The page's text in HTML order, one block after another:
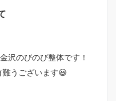
沢のびのび整体です！
うございます😃